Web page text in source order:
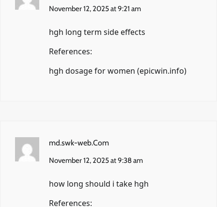
November 12, 2025 at 9:21 am
hgh long term side effects
References:
hgh dosage for women (epicwin.info)
md.swk-web.Com
November 12, 2025 at 9:38 am
how long should i take hgh
References: